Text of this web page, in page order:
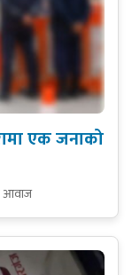
एक जनाको
आवाज